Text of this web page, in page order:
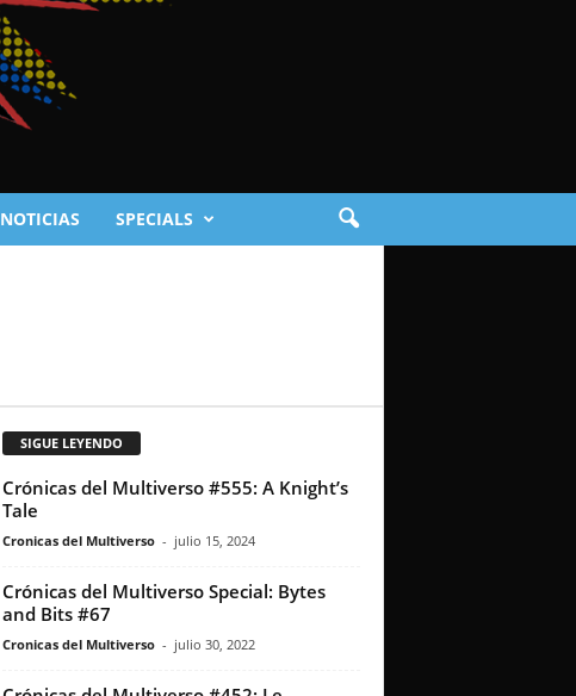
NOTICIAS SPECIALS
SIGUE LEYENDO
Crónicas del Multiverso #555: A Knight’s
Tale
Cronicas del Multiverso - julio 15, 2024
Crónicas del Multiverso Special: Bytes
and Bits #67
Cronicas del Multiverso - julio 30, 2022